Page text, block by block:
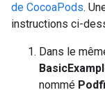
de CocoaPods.
instructions ci-
Dans le
nommé